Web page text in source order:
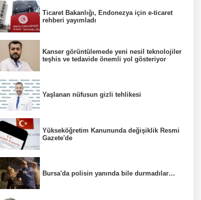
Ticaret Bakanlığı, Endonezya için e-ticaret
rehberi yayımladı
Kanser görüntülemede yeni nesil teknolojiler
teşhis ve tedavide önemli yol gösteriyor
Yaşlanan nüfusun gizli tehlikesi
Yükseköğretim Kanununda değişiklik Resmi
Gazete'de
Bursa'da polisin yanında bile durmadılar…